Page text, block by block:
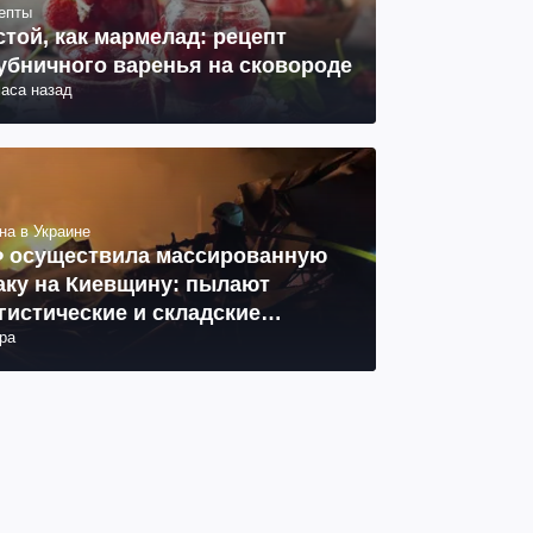
как мармелад: рецепт
варенья на сковороде
назад
в Украине
массированную
на Киевщину: пылают
и складские
14 погибших, 27
(фото, видео)